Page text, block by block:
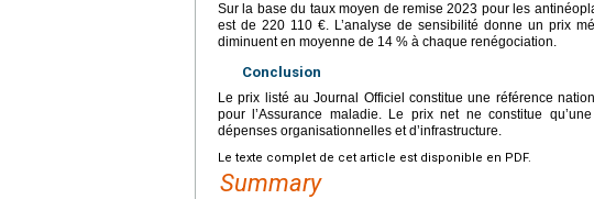
Sur la base du taux moyen de remise 2023 pour les
est de 220 110 €. L’analyse de sensibilité donne un prix
diminuent en moyenne de 14 % à chaque renégociation.
Conclusion
Le prix listé au Journal Officiel constitue une référence
pour l’Assurance maladie. Le prix net ne constitue
dépenses organisationnelles et d’infrastructure.
Le texte complet de cet article est disponible en PDF.
Summary